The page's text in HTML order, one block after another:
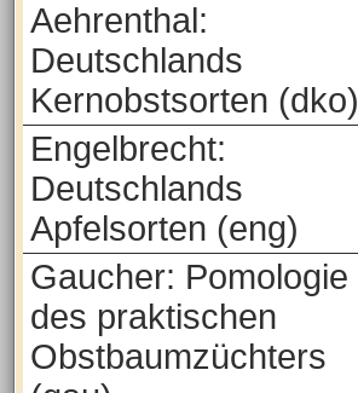
Aehrenthal:
Deutschlands
Kernobstsorten (dko)
Engelbrecht:
Deutschlands
Apfelsorten (eng)
Gaucher: Pomologie
des praktischen
Obstbaumzüchters